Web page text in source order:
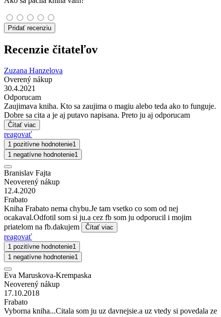
Pridať recenziu
Recenzie čitateľov
Zuzana Hanzelova
Overený nákup
30.4.2021
Odporucam
Zaujimava kniha. Kto sa zaujima o magiu alebo teda ako to funguje.
Dobre sa cita a je aj putavo napisana. Preto ju aj odporucam
Čítať viac
reagovať
1 pozitívne hodnotenie1
1 negatívne hodnotenie1
Branislav Fajta
Neoverený nákup
12.4.2020
Frabato
Kniha Frabato nema chybu.Je tam vsetko co som od nej
ocakaval.Odfotil som si ju.a cez fb som ju odporucil i mojim
priatelom na fb.dakujem
Čítať viac
reagovať
1 pozitívne hodnotenie1
1 negatívne hodnotenie1
Eva Maruskova-Krempaska
Neoverený nákup
17.10.2018
Frabato
Vyborna kniha...Citala som ju uz davnejsie.a uz vtedy si povedala ze